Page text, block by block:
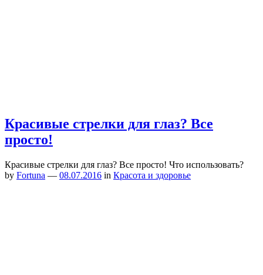
Красивые стрелки для глаз? Все
просто!
Красивые стрелки для глаз? Все просто! Что использовать?
by Fortuna — 08.07.2016 in Красота и здоровье